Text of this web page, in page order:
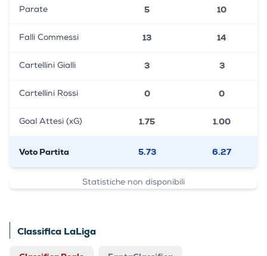
Parate 5 10
Falli Commessi 13 14
Cartellini Gialli 3 3
Cartellini Rossi 0 0
Goal Attesi (xG) 1.75 1.00
Voto Partita 5.73 6.27
Statistiche non disponibili
Classifica LaLiga